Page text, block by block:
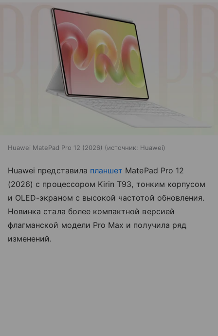
Huawei MatePad Pro 12 (2026) источник: Huawei
Huawei представила планшет MatePad Pro 12
(2026) с процессором Kirin T93, тонким корпусом
и OLED-экраном с высокой частотой обновления.
Новинка стала более компактной версией
флагманской модели Pro Max и получила ряд
изменений.